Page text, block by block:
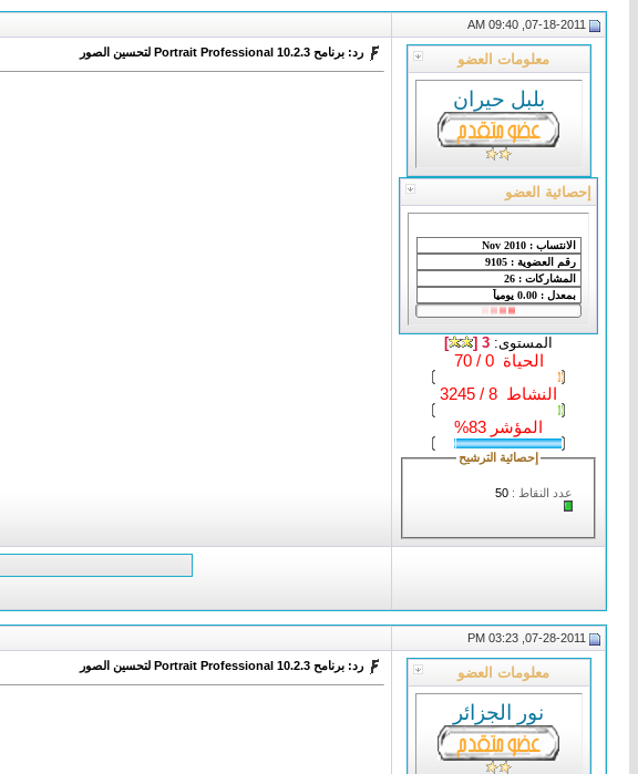
معلومات العضو
بلبل حيران
إحصائية العضو
المستوى: 3 [
]
الحياة 0 / 70
النشاط 8 / 3245
المؤشر 83%
إحصائية الترشيح
عدد النقاط :50
رد: برنامح Portrait Professional 10.2.3 لتحسين الصور
معلومات العضو
نور الجزائر
رد: برنامح Portrait Professional 10.2.3 لتحسين الصور